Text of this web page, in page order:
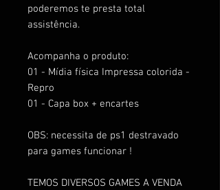
poderemos te presta total
assistência.
Acompanha o produto:
01 - Mídia física Impressa colorida -
Repro
01 - Capa box + encartes
OBS: necessita de ps1 destravado
para games funcionar !
TEMOS DIVERSOS GAMES A VENDA